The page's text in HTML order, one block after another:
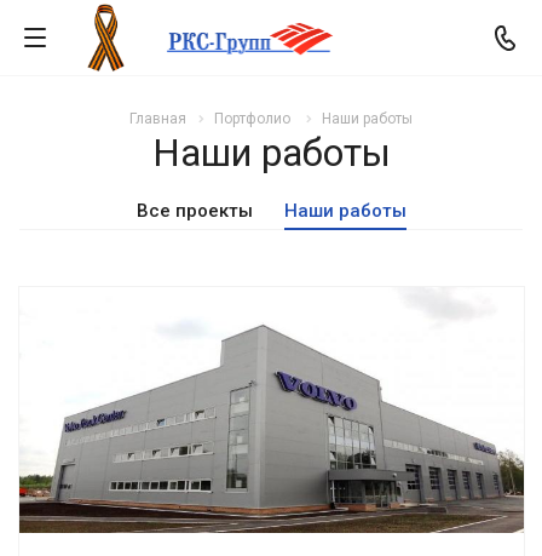
Главная Портфолио Наши работы
Наши работы
Все проекты Наши работы
Смотреть проект